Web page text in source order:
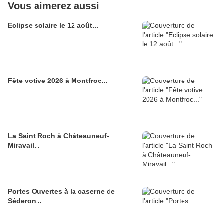
Vous aimerez aussi
Eclipse solaire le 12 août...
Fête votive 2026 à Montfroc...
La Saint Roch à Châteauneuf-
Miravail...
Portes Ouvertes à la caserne de
Séderon...